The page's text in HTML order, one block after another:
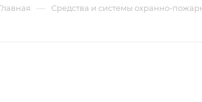
— Средства и системы охранно-